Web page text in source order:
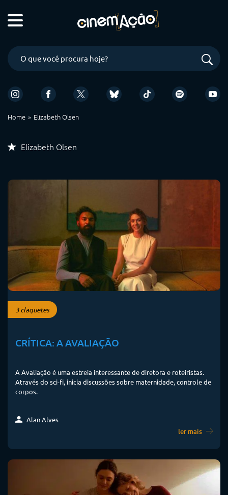
Home Elizabeth Olsen
Elizabeth Olsen
3 claquetes
CRÍTICA: A AVALIAÇÃO
A Avaliação é uma estreia interessante de diretora e roteiristas.
Através do sci-fi, inicia discussões sobre maternidade, controle de
corpos.
Alan Alves
ler mais